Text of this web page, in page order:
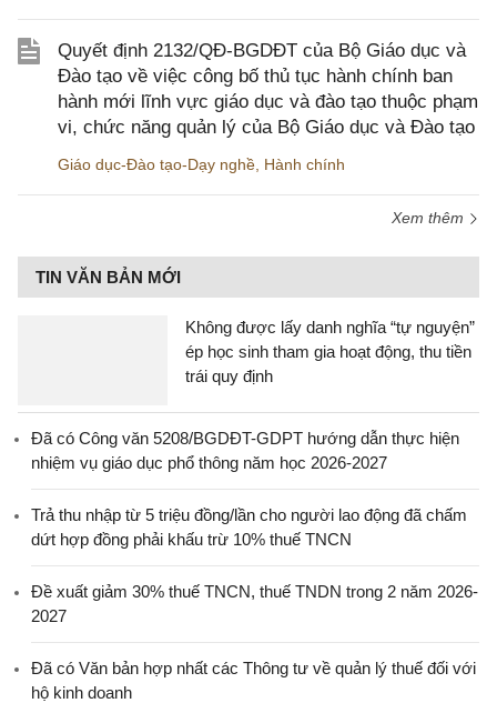
Quyết định 2132/QĐ-BGDĐT của Bộ Giáo dục và
Đào tạo về việc công bố thủ tục hành chính ban
hành mới lĩnh vực giáo dục và đào tạo thuộc phạm
vi, chức năng quản lý của Bộ Giáo dục và Đào tạo
Giáo dục-Đào tạo-Dạy nghề Hành chính
Xem thêm
TIN VĂN BẢN MỚI
Không được lấy danh nghĩa “tự nguyện”
ép học sinh tham gia hoạt động, thu tiền
trái quy định
Đã có Công văn 5208/BGDĐT-GDPT hướng dẫn thực hiện
nhiệm vụ giáo dục phổ thông năm học 2026-2027
Trả thu nhập từ 5 triệu đồng/lần cho người lao động đã chấm
dứt hợp đồng phải khấu trừ 10% thuế TNCN
Đề xuất giảm 30% thuế TNCN, thuế TNDN trong 2 năm 2026-
2027
Đã có Văn bản hợp nhất các Thông tư về quản lý thuế đối với
hộ kinh doanh